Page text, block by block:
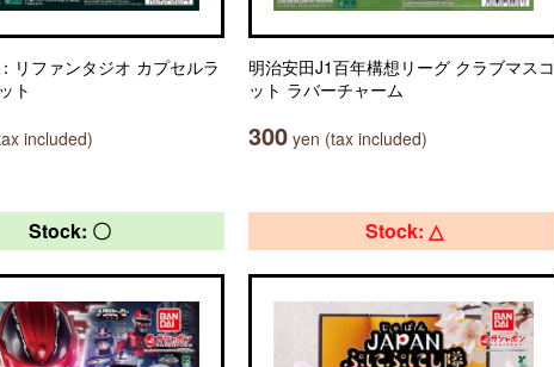
リファンタジオ カプセルラ
ト
included)
明治安田J1百年構想リーグ クラブマスコ
ット ラバーチャーム
300 yen (tax included)
Stock: 〇 Stock: △